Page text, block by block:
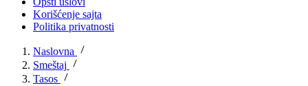
Korišćenje sajta
Politika privatnosti
Naslovna
Smeštaj
Tasos